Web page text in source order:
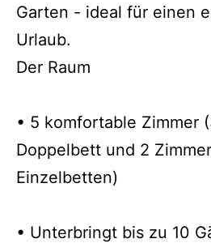
Garten - ideal für einen
Urlaub.
Der Raum
• 5 komfortable Zimmer
Doppelbett und 2
Einzelbetten)
• Unterbringt bis zu 10